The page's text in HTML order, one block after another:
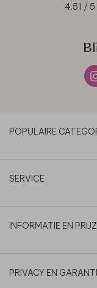
4.51 / 5
POPULAIRE
SERVICE
INFORMATIE EN
PRIVACY EN